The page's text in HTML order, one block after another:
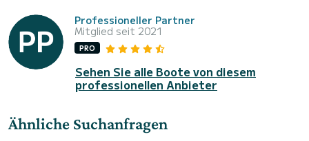
Professioneller Partner
Mitglied seit 2021
PRO
Sehen Sie alle Boote von diesem
professionellen Anbieter
Ähnliche Suchanfragen